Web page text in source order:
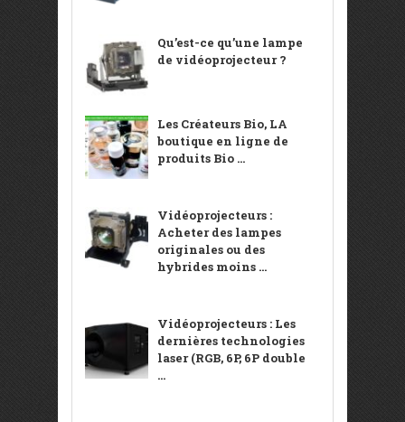
Qu’est-ce qu’une lampe
de vidéoprojecteur ?
Les Créateurs Bio, LA
boutique en ligne de
produits Bio ...
Vidéoprojecteurs :
Acheter des lampes
originales ou des
hybrides moins ...
Vidéoprojecteurs : Les
dernières technologies
laser (RGB, 6P, 6P double
...